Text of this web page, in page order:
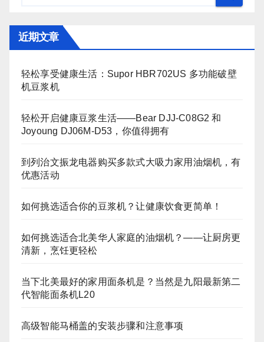
近期文章
轻松享受健康生活：Supor HBR702US 多功能破壁
机豆浆机
轻松开启健康豆浆生活——Bear DJJ‑C08G2 和
Joyoung DJ06M‑D53，你值得拥有
到列治文振龙电器购买多款式大吸力家用油烟机，有
优惠活动
如何挑选适合你的豆浆机？让健康饮食更简单！
如何挑选适合北美华人家庭的油烟机？——让厨房更
清新，烹饪更轻松
当下北美最好的家用面条机是？当然是九阳最新第二
代智能面条机L20
高级智能马桶盖的安装步骤和注意事项